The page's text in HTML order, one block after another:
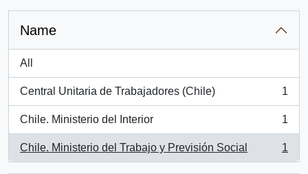
Name
All
Central Unitaria de Trabajadores (Chile)
, 1 results
1
Chile. Ministerio del Interior
, 1 results
1
Chile. Ministerio del Trabajo y Previsión Social
, 1 results
1